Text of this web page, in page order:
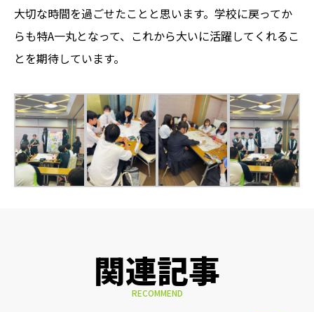
大切な時間を過ごせたことと思います。学校に戻ってか
らも特A一丸となって、これから大いに活躍してくれるこ
とを期待しています。
関連記事
RECOMMEND